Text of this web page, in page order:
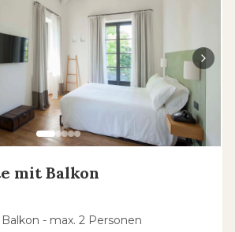
mit Balkon
- max. 2 Personen